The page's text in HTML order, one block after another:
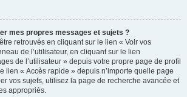
mes propres messages et sujets ?
retrouvés en cliquant sur le lien « Voir vos
de l’utilisateur, en cliquant sur le lien
de l’utilisateur » depuis votre propre page de profil
lien « Accès rapide » depuis n’importe quelle page
vos sujets, utilisez la page de recherche avancée et
appropriés.